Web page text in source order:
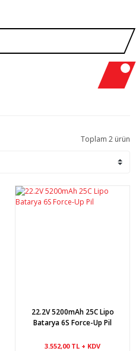
Toplam 2 ürün
22.2V 5200mAh 25C Lipo
Batarya 6S Force-Up Pil
3.552,00 TL + KDV